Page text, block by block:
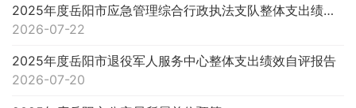
2025年度岳阳市应急管理综合行政执法支队整体支出绩效自评报告
2026-07-22
2025年度岳阳市退役军人服务中心整体支出绩效自评报告
2026-07-20